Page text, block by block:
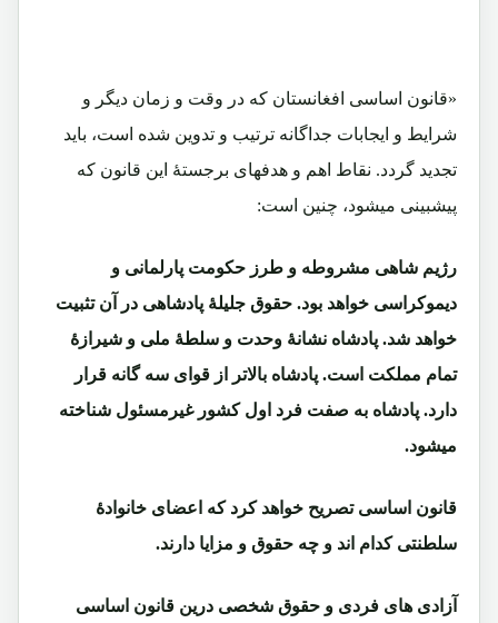
«قانون اساسی افغانستان که در وقت و زمان دیگر و
شرایط و ایجابات جداگانه ترتیب و تدوین شده است، باید
تجدید گردد. نقاط اهم و هدفهای برجستۀ این قانون که
پیشبینی میشود، چنین است:
رژیم شاهی مشروطه و طرز حکومت پارلمانی و
دیموکراسی خواهد بود. حقوق جلیلۀ پادشاهی در آن تثبیت
خواهد شد. پادشاه نشانۀ وحدت و سلطۀ ملی و شیرازۀ
تمام مملکت است. پادشاه بالاتر از قوای سه گانه قرار
دارد. پادشاه به صفت فرد اول کشور غیرمسئول شناخته
میشود.
قانون اساسی تصریح خواهد کرد که اعضای خانوادۀ
سلطنتی کدام اند و چه حقوق و مزایا دارند.
آزادی های فردی و حقوق شخصی درین قانون اساسی